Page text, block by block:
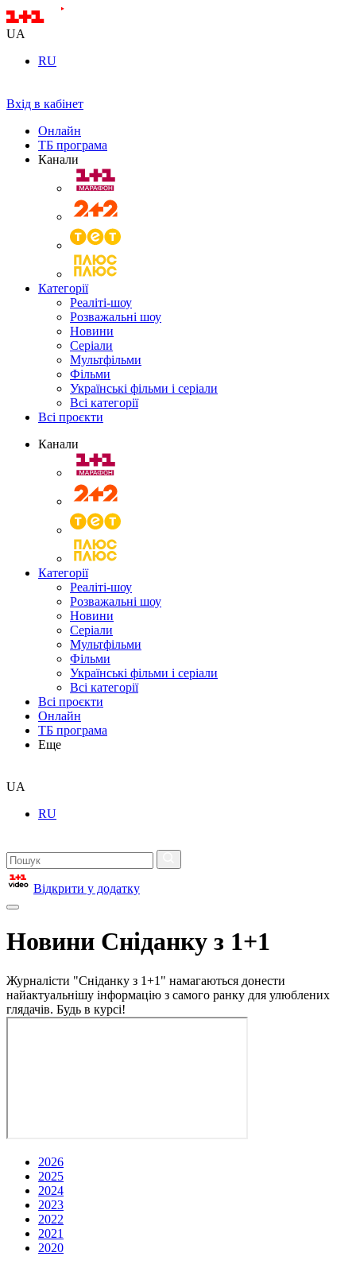
UA
RU
Вхід в кабінет
Онлайн
ТБ програма
Канали
Категорії
Реаліті-шоу
Розважальні шоу
Новини
Серіали
Мультфільми
Фільми
Українські фільми і серіали
Всі категорії
Всі проєкти
Канали
Категорії
Реаліті-шоу
Розважальні шоу
Новини
Серіали
Мультфільми
Фільми
Українські фільми і серіали
Всі категорії
Всі проєкти
Онлайн
ТБ програма
Еще
UA
RU
Відкрити у додатку
Новини Сніданку з 1+1
Журналісти "Сніданку з 1+1" намагаються донести
найактуальнішу інформацію з самого ранку для улюблених
глядачів. Будь в курсі!
2026
2025
2024
2023
2022
2021
2020